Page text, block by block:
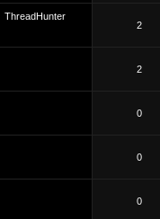
ThreadHunter
2
2
0
0
0